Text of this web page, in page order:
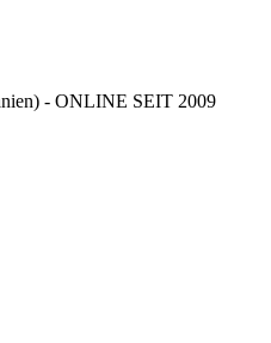
- ONLINE SEIT 2009